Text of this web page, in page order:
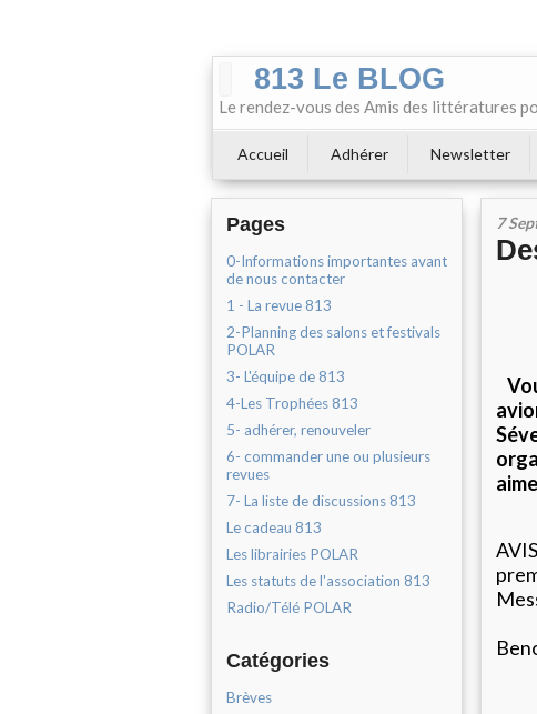
813 Le BLOG
Le rendez-vous des Amis des littératures
Accueil Adhérer Newsletter
Pages
0-Informations importantes avant
de nous contacter
1 - La revue 813
2-Planning des salons et festivals
POLAR
3- L'équipe de 813
4-Les Trophées 813
5- adhérer, renouveler
6- commander une ou plusieurs
revues
7- La liste de discussions 813
Le cadeau 813
Les librairies POLAR
Les statuts de l'association 813
Radio/Télé POLAR
Catégories
Brèves
7